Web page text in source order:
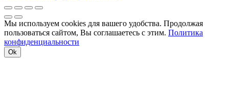
Мы используем cookies для вашего удобства. Продолжая
пользоваться сайтом, Вы соглашаетесь с этим. Политика
конфиденциальности
Ok